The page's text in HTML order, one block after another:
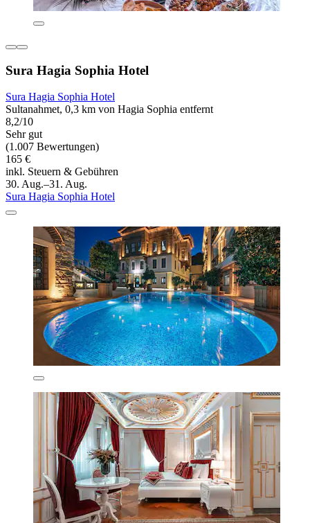
Sura Hagia Sophia Hotel
Sura Hagia Sophia Hotel
Sultanahmet, 0,3 km von Hagia Sophia entfernt
8,2/10
Sehr gut
(1.007 Bewertungen)
165 €
inkl. Steuern & Gebühren
30. Aug.–31. Aug.
Sura Hagia Sophia Hotel